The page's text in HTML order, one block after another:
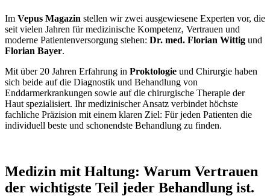
Im Vepus Magazin stellen wir zwei ausgewiesene Experten vor, die
seit vielen Jahren für medizinische Kompetenz, Vertrauen und
moderne Patientenversorgung stehen: Dr. med. Florian Wittig und
Florian Bayer.
Mit über 20 Jahren Erfahrung in Proktologie und Chirurgie haben
sich beide auf die Diagnostik und Behandlung von
Enddarmerkrankungen sowie auf die chirurgische Therapie der
Haut spezialisiert. Ihr medizinischer Ansatz verbindet höchste
fachliche Präzision mit einem klaren Ziel: Für jeden Patienten die
individuell beste und schonendste Behandlung zu finden.
Medizin mit Haltung: Warum Vertrauen
der wichtigste Teil jeder Behandlung ist.